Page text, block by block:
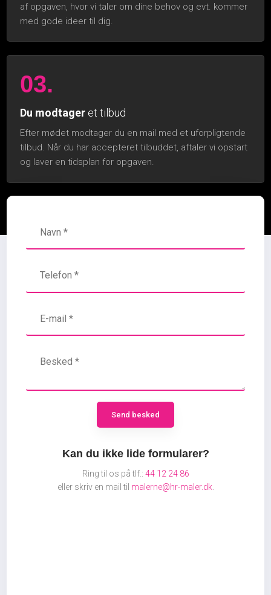
af opgaven, hvor vi taler om dine behov og evt. kommer
med gode ideer til dig.
03.
Du modtager et tilbud
Efter mødet modtager du en mail med et uforpligtende
tilbud. Når du har accepteret tilbuddet, aftaler vi opstart
og laver en tidsplan for opgaven.
​Kan du ikke lide formularer?
Ring til os på tlf.: 44 12 24 86
​eller skriv en mail til malerne@hr-maler.dk.